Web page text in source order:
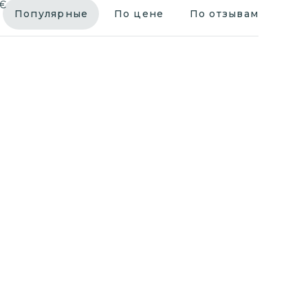
Популярные По цене По отзывам